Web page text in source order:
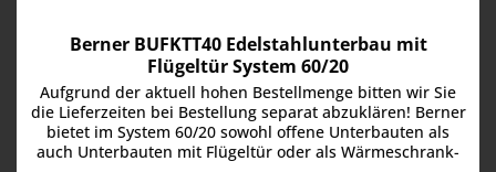
Berner BUFKTT40 Edelstahlunterbau mit
Flügeltür System 60/20
Aufgrund der aktuell hohen Bestellmenge bitten wir Sie
die Lieferzeiten bei Bestellung separat abzuklären! Berner
bietet im System 60/20 sowohl offene Unterbauten als
auch Unterbauten mit Flügeltür oder als Wärmeschrank-